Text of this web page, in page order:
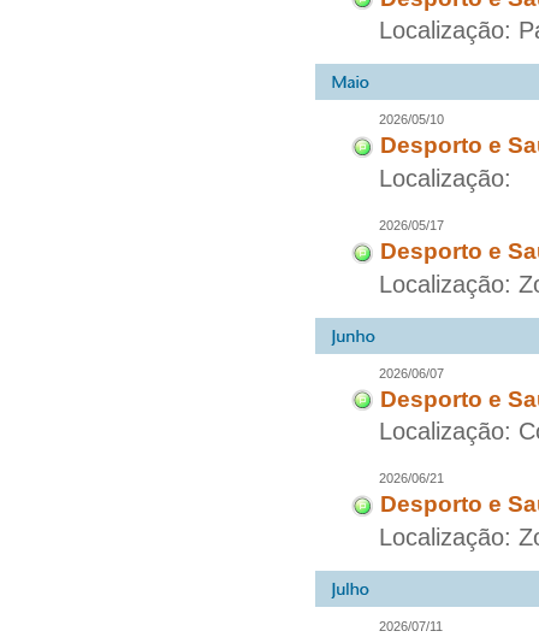
Localização:
2026/05/10
Desporto e
Localização:
2026/05/17
Desporto e
Localização:
2026/06/07
Desporto e
Localização:
2026/06/21
Desporto e
Localização:
2026/07/11